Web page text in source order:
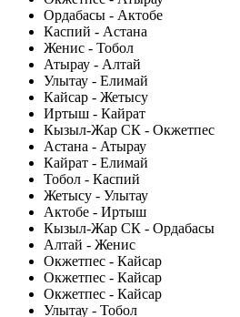
Ордабасы - Актобе
Каспий - Астана
Женис - Тобол
Атырау - Алтай
Улытау - Елимай
Кайсар - Жетысу
Иртыш - Кайрат
Кызыл-Жар СК - Окжетпес
Астана - Атырау
Кайрат - Елимай
Тобол - Каспий
Жетысу - Улытау
Актобе - Иртыш
Кызыл-Жар СК - Ордабасы
Алтай - Женис
Окжетпес - Кайсар
Окжетпес - Кайсар
Окжетпес - Кайсар
Улытау - Тобол